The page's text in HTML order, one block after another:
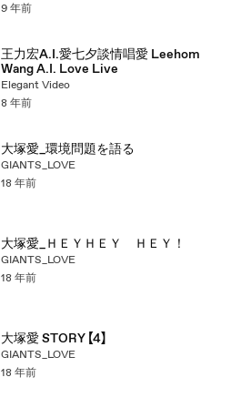
9 年前
王力宏A.I.愛七夕談情唱愛 Leehom
Wang A.I. Love Live
Elegant Video
8 年前
大塚愛_環境問題を語る
GIANTS_LOVE
18 年前
大塚愛_ＨＥＹＨＥＹ ＨＥＹ！
GIANTS_LOVE
18 年前
大塚愛 STORY 【4】
GIANTS_LOVE
18 年前